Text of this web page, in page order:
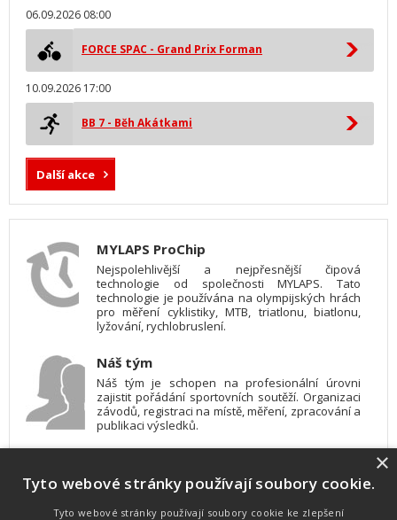
06.09.2026 08:00
FORCE SPAC - Grand Prix Forman
10.09.2026 17:00
BB 7 - Běh Akátkami
Další akce
MYLAPS ProChip
Nejspolehlivější a nejpřesnější čipová
technologie od společnosti MYLAPS. Tato
technologie je používána na olympijských hrách
pro měření cyklistiky, MTB, triatlonu, biatlonu,
lyžování, rychlobruslení.
Náš tým
Náš tým je schopen na profesionální úrovni
zajistit pořádání sportovních soutěží. Organizaci
závodů, registraci na místě, měření, zpracování a
publikaci výsledků.
Pro měření, zpracování a publikaci výsledků
používáme software vyvinutý na zakázku. Lze
online publikovat výsledky komentátorovi na
×
Tyto webové stránky používají soubory cookie.
Tyto webové stránky používají soubory cookie ke zlepšení